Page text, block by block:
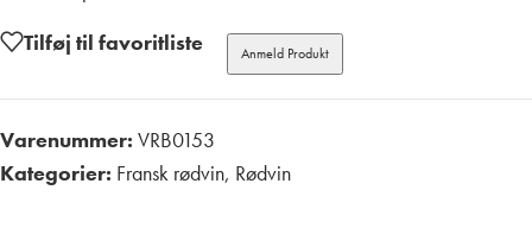
Tilføj til favoritliste
Anmeld Produkt
Varenummer: VRB0153
Kategorier: Fransk rødvin, Rødvin